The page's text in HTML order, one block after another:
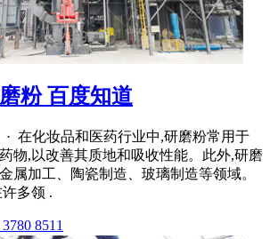
粉 百度知道
· 在化妆品和医药行业中,研磨粉常用于
物,以改善其质地和吸收性能。此外,研磨
属加工、陶瓷制造、玻璃制造等领域。
多领 .
8511